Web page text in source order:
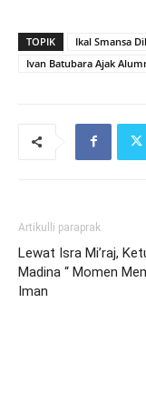
TOPIK
Ikal Smansa
Ivan Batubara Ajak
Artikulli paraprak
Lewat Isra Mi’raj,
Madina “ Momen
Iman